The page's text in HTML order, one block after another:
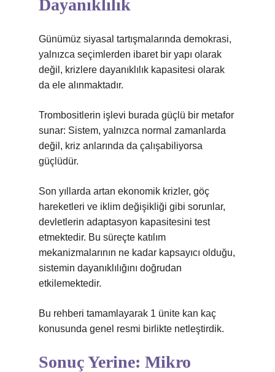
Dayanıklılık
Günümüz siyasal tartışmalarında demokrasi,
yalnızca seçimlerden ibaret bir yapı olarak
değil, krizlere dayanıklılık kapasitesi olarak
da ele alınmaktadır.
Trombositlerin işlevi burada güçlü bir metafor
sunar: Sistem, yalnızca normal zamanlarda
değil, kriz anlarında da çalışabiliyorsa
güçlüdür.
Son yıllarda artan ekonomik krizler, göç
hareketleri ve iklim değişikliği gibi sorunlar,
devletlerin adaptasyon kapasitesini test
etmektedir. Bu süreçte katılım
mekanizmalarının ne kadar kapsayıcı olduğu,
sistemin dayanıklılığını doğrudan
etkilemektedir.
Bu rehberi tamamlayarak 1 ünite kan kaç
konusunda genel resmi birlikte netleştirdik.
Sonuç Yerine: Mikro